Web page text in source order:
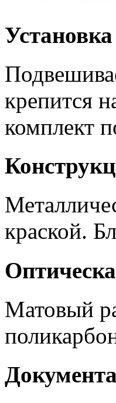
Установка
крепится
комплект
краской.
Матовый